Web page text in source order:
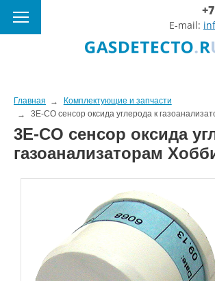
E-mail:
Главная
Комплектующие и запчасти
3E-CO сенсор оксида углерода к
3E-CO сенсор оксида
газоанализаторам